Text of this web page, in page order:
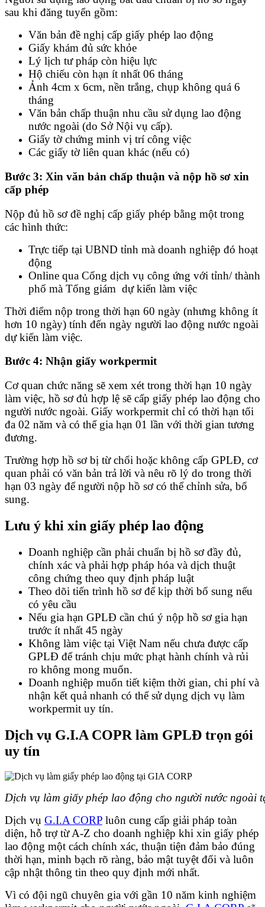
sau khi đăng tuyển gồm:
Văn bản đề nghị cấp giấy phép lao động
Giấy khám đủ sức khỏe
Lý lịch tư pháp còn hiệu lực
Hộ chiếu còn hạn ít nhất 06 tháng
Ảnh 4cm x 6cm, nền trắng, chụp không quá 6
tháng
Văn bản chấp thuận nhu cầu sử dụng lao động
nước ngoài (do Sở Nội vụ cấp).
Giấy tờ chứng minh vị trí công việc
Các giấy tờ liên quan khác (nếu có)
Bước 3: Xin văn bản chấp thuận và nộp hồ sơ xin
cấp phép
Nộp đủ hồ sơ đề nghị cấp giấy phép bằng một trong
các hình thức:
Trực tiếp tại UBND tỉnh mà doanh nghiệp đó hoạt
động
Online qua Cổng dịch vụ công ứng với tỉnh/ thành
phố mà Tổng giám dự kiến làm việc
Thời điểm nộp trong thời hạn 60 ngày (nhưng không ít
hơn 10 ngày) tính đến ngày người lao động nước ngoài
dự kiến làm việc.
Bước 4: Nhận giấy workpermit
Cơ quan chức năng sẽ xem xét trong thời hạn 10 ngày
làm việc, hồ sơ đủ hợp lệ sẽ cấp giấy phép lao động cho
người nước ngoài. Giấy workpermit chỉ có thời hạn tối
đa 02 năm và có thể gia hạn 01 lần với thời gian tương
đương.
Trường hợp hồ sơ bị từ chối hoặc không cấp GPLĐ, cơ
quan phải có văn bản trả lời và nêu rõ lý do trong thời
hạn 03 ngày để người nộp hồ sơ có thể chỉnh sửa, bổ
sung.
Lưu ý khi xin giấy phép lao động
Doanh nghiệp cần phải chuẩn bị hồ sơ đầy đủ,
chính xác và phải hợp pháp hóa và dịch thuật
công chứng theo quy định pháp luật
Theo dõi tiến trình hồ sơ để kịp thời bổ sung nếu
có yêu cầu
Nếu gia hạn GPLĐ cần chú ý nộp hồ sơ gia hạn
trước ít nhất 45 ngày
Không làm việc tại Việt Nam nếu chưa được cấp
GPLĐ để tránh chịu mức phạt hành chính và rủi
ro không mong muốn.
Doanh nghiệp muốn tiết kiệm thời gian, chi phí và
nhận kết quả nhanh có thể sử dụng dịch vụ làm
workpermit uy tín.
Dịch vụ G.I.A COPR làm GPLĐ trọn gói
uy tín
Dịch vụ làm giấy phép lao động cho người nước ngoài
Dịch vụ G.I.A CORP luôn cung cấp giải pháp toàn
diện, hỗ trợ từ A-Z cho doanh nghiệp khi xin giấy phép
lao động một cách chính xác, thuận tiện đảm bảo đúng
thời hạn, minh bạch rõ ràng, bảo mật tuyệt đối và luôn
cập nhật thông tin theo quy định mới nhất.
Vì có đội ngũ chuyên gia với gần 10 năm kinh nghiệm